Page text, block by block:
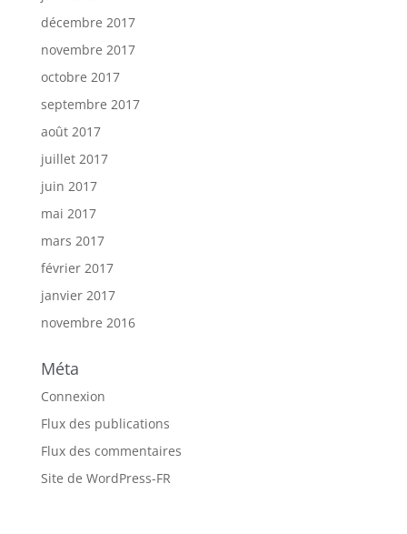
décembre 2017
novembre 2017
octobre 2017
septembre 2017
août 2017
juillet 2017
juin 2017
mai 2017
mars 2017
février 2017
janvier 2017
novembre 2016
Méta
Connexion
Flux des publications
Flux des commentaires
Site de WordPress-FR